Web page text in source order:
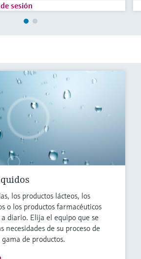
sesión
los productos lácteos, los
o los productos farmacéuticos
diario. Elija el equipo que se
necesidades de su proceso de
de productos.